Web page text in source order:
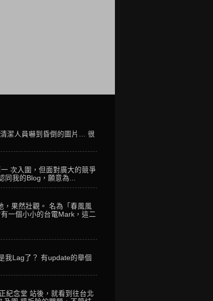
潔人員嚇到昏倒的圖片… 很
次入圍，但面對廣大的競爭
同我的Blog，願意為...
，果然壯觀。 名為「春風風
一個小小的台電Mark，這二
我Lag了？ 有update的舉個
紀念堂 站後，就看到往台北